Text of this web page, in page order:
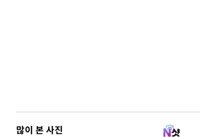
많이 본 사진